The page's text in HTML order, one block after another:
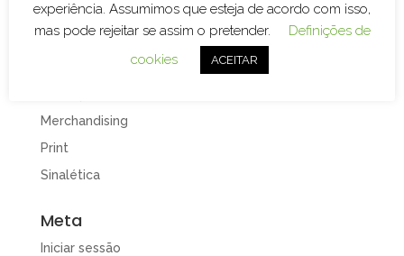
Decoração de Espaços
Decoração de Viaturas
Design e Publicidade
Merchandising
Print
Sinalética
Meta
Iniciar sessão
experiência. Assumimos que esteja de acordo com isso,
mas pode rejeitar se assim o pretender.
Definições de
cookies
ACEITAR